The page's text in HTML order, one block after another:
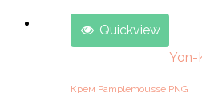
Quickview
Yon-
Крем Pamplemousse PNG